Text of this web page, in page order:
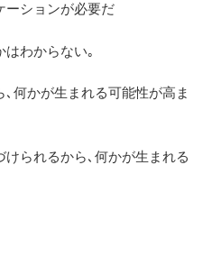
ーションが必要だ
はわからない｡
何かが生まれる可能性が高ま
られるから､何かが生まれる